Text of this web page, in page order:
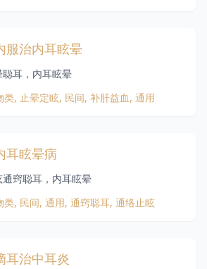
服治内耳眩晕
耳，内耳眩晕
, 止晕定眩, 民间, 补肝益血, 通用
耳眩晕病
窍聪耳，内耳眩晕
类, 民间, 通用, 通窍聪耳, 通络止眩
耳治中耳炎